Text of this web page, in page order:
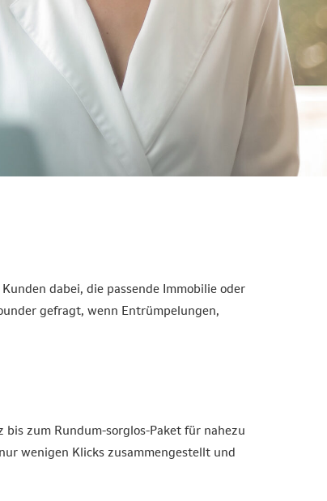
dabei, die passende Immobilie oder
gefragt, wenn Entrümpelungen,
zum Rundum-sorglos-Paket für nahezu
wenigen Klicks zusammengestellt und